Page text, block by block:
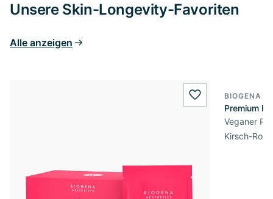
Unsere Skin-Longevity-Favoriten
Alle anzeigen
wishlist.addVEGAN
BIOGENA
Premium
Veganer
Kirsch-